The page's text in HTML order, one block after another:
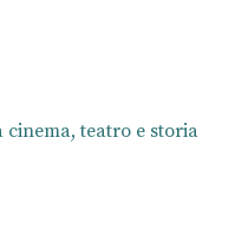
teatro e storia